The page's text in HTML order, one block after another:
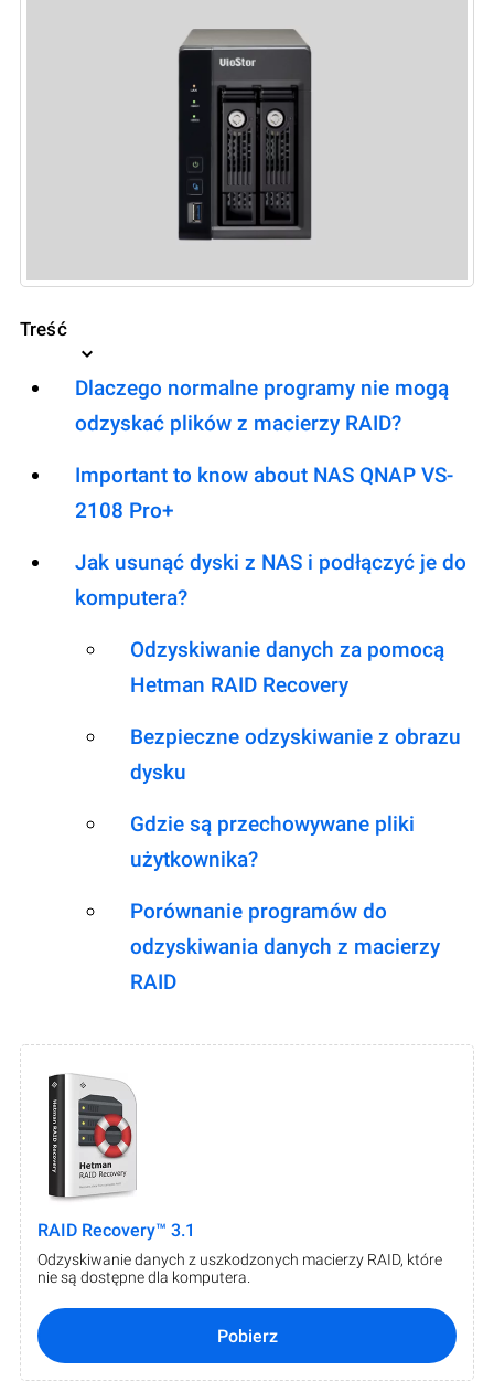
Treść
Dlaczego normalne programy nie mogą
odzyskać plików z macierzy RAID?
Important to know about NAS QNAP VS-
2108 Pro+
Jak usunąć dyski z NAS i podłączyć je do
komputera?
Odzyskiwanie danych za pomocą
Hetman RAID Recovery
Bezpieczne odzyskiwanie z obrazu
dysku
Gdzie są przechowywane pliki
użytkownika?
Porównanie programów do
odzyskiwania danych z macierzy
RAID
RAID Recovery™ 3.1
Odzyskiwanie danych z uszkodzonych macierzy RAID, które
nie są dostępne dla komputera.
Pobierz